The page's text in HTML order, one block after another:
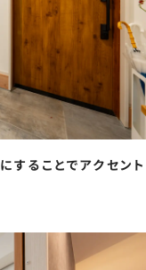
することでアクセント